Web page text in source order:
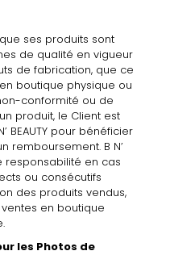
ses produits sont
de qualité en vigueur
de fabrication, que ce
en boutique physique ou
conformité ou de
un produit, le Client est
BEAUTY pour bénéficier
remboursement. B N’
responsabilité en cas
ou consécutifs
des produits vendus,
ventes en boutique
les Photos de